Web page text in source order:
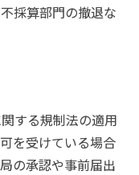
採算部門の撤退な
する規制法の適用
を受けている場合
の承認や事前届出